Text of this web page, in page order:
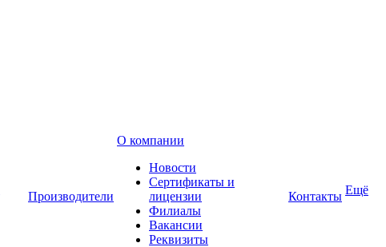
Производители
О компании
Новости
Сертификаты и
лицензии
Филиалы
Вакансии
Реквизиты
Контакты Ещё